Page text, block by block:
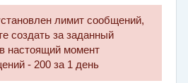
лимит сообщений,
создать за заданный
настоящий момент
- 200 за 1 день